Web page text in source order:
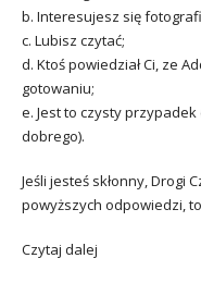
b. Interesujesz się
c. Lubisz czytać;
d. Ktoś powiedział Ci, ze
gotowaniu;
e. Jest to czysty
dobrego).
Jeśli jesteś skłonny, Drogi
powyższych odpowiedzi,
Czytaj dalej